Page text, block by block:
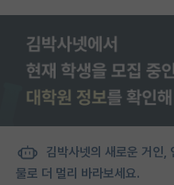
김박사넷의 새로운 거인,
물로 더 멀리 바라보세요.